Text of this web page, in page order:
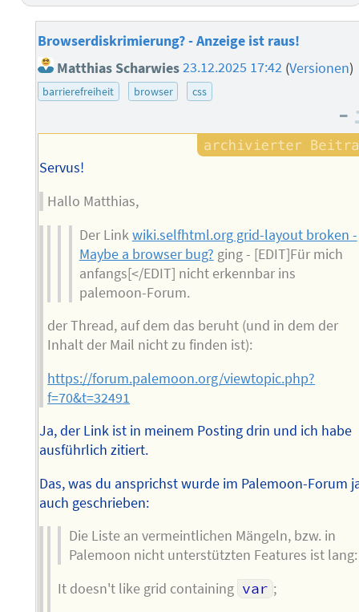
Browserdiskrimierung? - Anzeige ist raus!
Matthias Scharwies23.12.2025 17:42 (Versionen)
barrierefreiheit browser css
–
Servus!
Hallo Matthias,
Der Linkwiki.selfhtml.org grid-layout broken -
Maybe a browser bug? ging - [EDIT]Für mich
anfangs[</EDIT] nicht erkennbar ins
palemoon-Forum.
der Thread, auf dem das beruht (und in dem der
Inhalt der Mail nicht zu finden ist):
https://forum.palemoon.org/viewtopic.php?
f=70&t=32491
Ja, der Link ist in meinem Posting drin und ich habe
ausführlich zitiert.
Das, was du ansprichst wurde im Palemoon-Forum
auch geschrieben:
Die Liste an vermeintlichen Mängeln, bzw. in
Palemoon nicht unterstützten Features ist lang:
It doesn't like grid containing var ;